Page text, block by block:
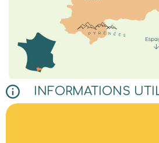
INFORMATIONS